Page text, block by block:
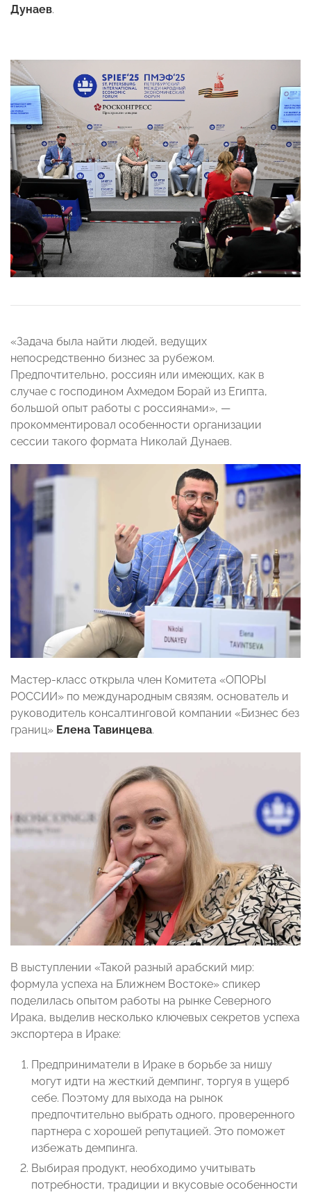
Дунаев.
«Задача была найти людей, ведущих
непосредственно бизнес за рубежом.
Предпочтительно, россиян или имеющих, как в
случае с господином Ахмедом Борай из Египта,
большой опыт работы с россиянами», —
прокомментировал особенности организации
сессии такого формата Николай Дунаев.
Мастер-класс открыла член Комитета «ОПОРЫ
РОССИИ» по международным связям, основатель и
руководитель консалтинговой компании «Бизнес без
границ» Елена Тавинцева.
В выступлении «Такой разный арабский мир:
формула успеха на Ближнем Востоке» спикер
поделилась опытом работы на рынке Северного
Ирака, выделив несколько ключевых секретов успеха
экспортера в Ираке:
Предприниматели в Ираке в борьбе за нишу
могут идти на жесткий демпинг, торгуя в ущерб
себе. Поэтому для выхода на рынок
предпочтительно выбрать одного, проверенного
партнера с хорошей репутацией. Это поможет
избежать демпинга.
Выбирая продукт, необходимо учитывать
потребности, традиции и вкусовые особенности